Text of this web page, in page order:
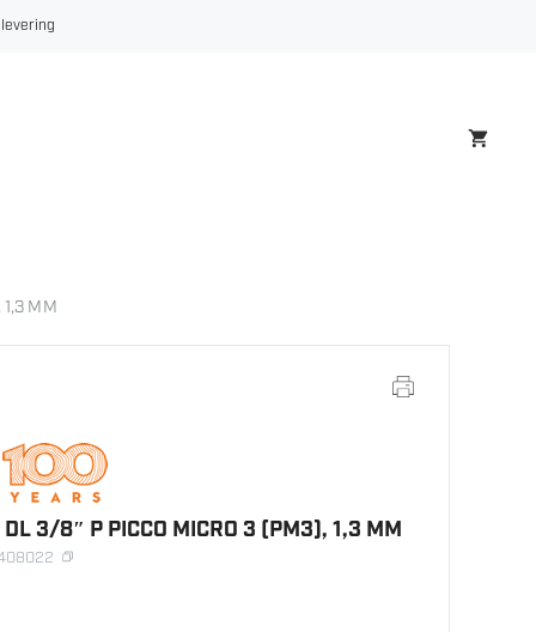
MM
3/8″ P PICCO MICRO 3 (PM3), 1,3 MM